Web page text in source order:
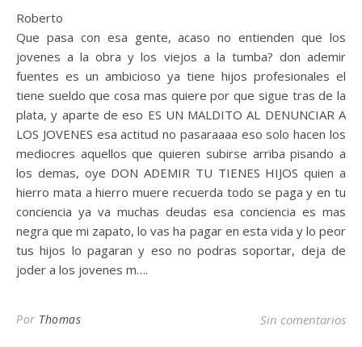
Roberto
Que pasa con esa gente, acaso no entienden que los
jovenes a la obra y los viejos a la tumba? don ademir
fuentes es un ambicioso ya tiene hijos profesionales el
tiene sueldo que cosa mas quiere por que sigue tras de la
plata, y aparte de eso ES UN MALDITO AL DENUNCIAR A
LOS JOVENES esa actitud no pasaraaaa eso solo hacen los
mediocres aquellos que quieren subirse arriba pisando a
los demas, oye DON ADEMIR TU TIENES HIJOS quien a
hierro mata a hierro muere recuerda todo se paga y en tu
conciencia ya va muchas deudas esa conciencia es mas
negra que mi zapato, lo vas ha pagar en esta vida y lo peor
tus hijos lo pagaran y eso no podras soportar, deja de
joder a los jovenes m….
Por Thomas Sin comentarios